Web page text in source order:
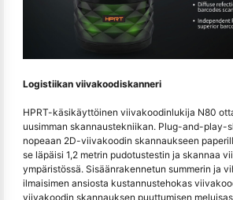
Logistiikan viivakoodiskanneri
HPRT-käsikäyttöinen viivakoodinlukija N80
uusimman skannaustekniikan. Plug-and-play-
nopeaan 2D-viivakoodin skannaukseen
se läpäisi 1,2 metrin pudotustestin ja skannaa
ympäristössä. Sisäänrakennetun summerin ja
ilmaisimen ansiosta kustannustehokas
viivakoodin skannauksen puuttumisen